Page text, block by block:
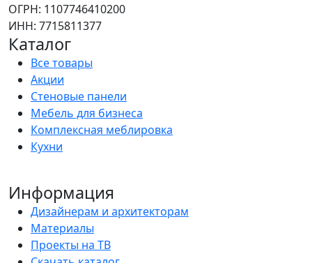
ОГРН: 1107746410200
ИНН: 7715811377
Каталог
Все товары
Акции
Стеновые панели
Мебель для бизнеса
Комплексная меблировка
Кухни
Информация
Дизайнерам и архитекторам
Материалы
Проекты на ТВ